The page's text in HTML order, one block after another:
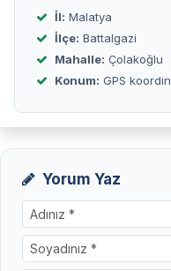
İl: Malatya
İlçe: Battalgazi
Mahalle: Çolakoğlu
Konum: GPS
Yorum Yaz